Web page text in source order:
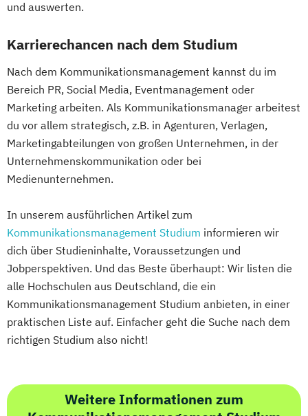
und auswerten.
Karrierechancen nach dem Studium
Nach dem Kommunikationsmanagement kannst du im
Bereich PR, Social Media, Eventmanagement oder
Marketing arbeiten. Als Kommunikationsmanager arbeitest
du vor allem strategisch, z.B. in Agenturen, Verlagen,
Marketingabteilungen von großen Unternehmen, in der
Unternehmenskommunikation oder bei
Medienunternehmen.
In unserem ausführlichen Artikel zum
Kommunikationsmanagement Studium informieren wir
dich über Studieninhalte, Voraussetzungen und
Jobperspektiven. Und das Beste überhaupt: Wir listen die
alle Hochschulen aus Deutschland, die ein
Kommunikationsmanagement Studium anbieten, in einer
praktischen Liste auf. Einfacher geht die Suche nach dem
richtigen Studium also nicht!
Weitere Informationen zum